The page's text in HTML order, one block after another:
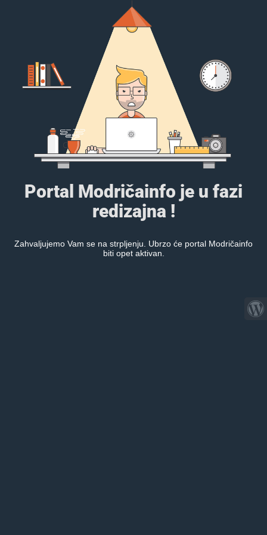
Portal Modričainfo je u fazi
redizajna !
Zahvaljujemo Vam se na strpljenju. Ubrzo će portal Modričainfo
biti opet aktivan.